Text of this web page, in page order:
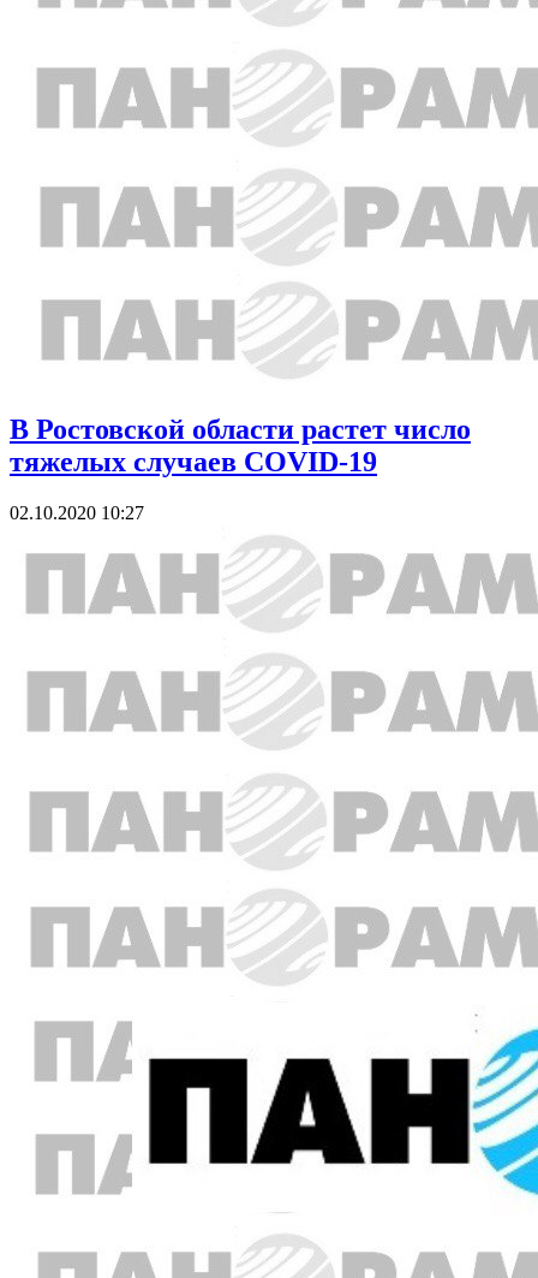
В Ростовской области растет число
тяжелых случаев COVID-19
02.10.2020 10:27